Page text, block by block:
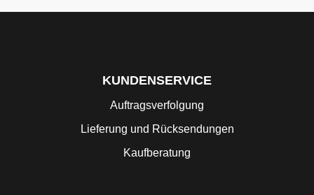
KUNDENSERVICE
Auftragsverfolgung
Lieferung und Rücksendungen
Kaufberatung